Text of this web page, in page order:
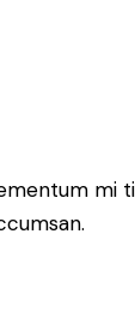
mi